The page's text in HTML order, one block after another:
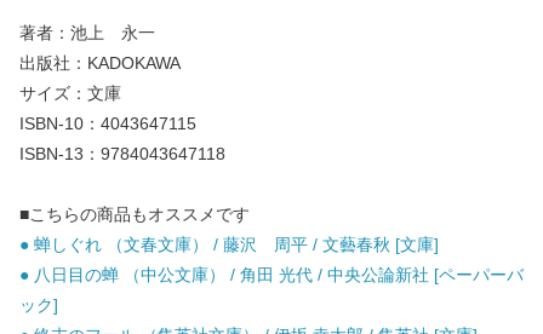
著者：池上 永一
出版社：KADOKAWA
サイズ：文庫
ISBN-10：4043647115
ISBN-13：9784043647118
■こちらの商品もオススメです
● 蝉しぐれ （文春文庫） / 藤沢 周平 / 文藝春秋 [文庫]
● 八日目の蝉 （中公文庫） / 角田 光代 / 中央公論新社 [ペーパーバ
ック]